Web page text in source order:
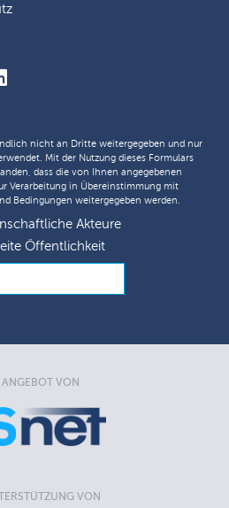
nicht an Dritte weitergegeben und nur
Mit der Nutzung dieses Formulars
dass die von Ihnen angegebenen
Verarbeitung in Übereinstimmung mit
Bedingungen weitergegeben werden.
Akteure
Öffentlichkeit
ANGEBOT VON
VON